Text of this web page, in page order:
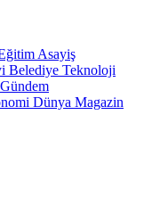
Asayiş
Belediye Teknoloji
Gündem
Dünya Magazin